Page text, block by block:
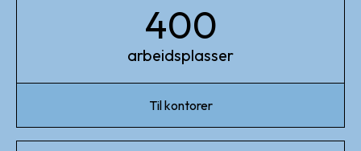
400
arbeidsplasser
Til kontorer